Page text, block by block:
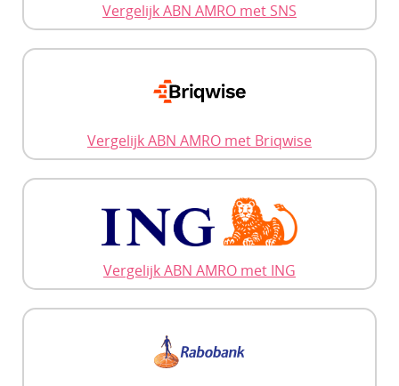
Vergelijk ABN AMRO met SNS
Vergelijk ABN AMRO met Briqwise
Vergelijk ABN AMRO met ING